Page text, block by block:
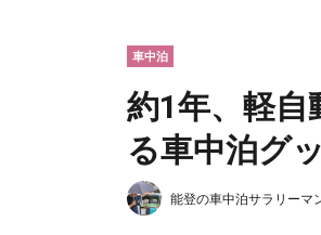
車中泊
約1年、軽
る車中泊グ
能登の車中泊サラリーマ